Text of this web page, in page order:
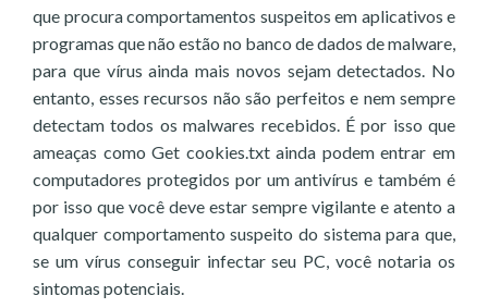
que procura comportamentos suspeitos em aplicativos e
programas que não estão no banco de dados de malware,
para que vírus ainda mais novos sejam detectados. No
entanto, esses recursos não são perfeitos e nem sempre
detectam todos os malwares recebidos. É por isso que
ameaças como Get cookies.txt ainda podem entrar em
computadores protegidos por um antivírus e também é
por isso que você deve estar sempre vigilante e atento a
qualquer comportamento suspeito do sistema para que,
se um vírus conseguir infectar seu PC, você notaria os
sintomas potenciais.